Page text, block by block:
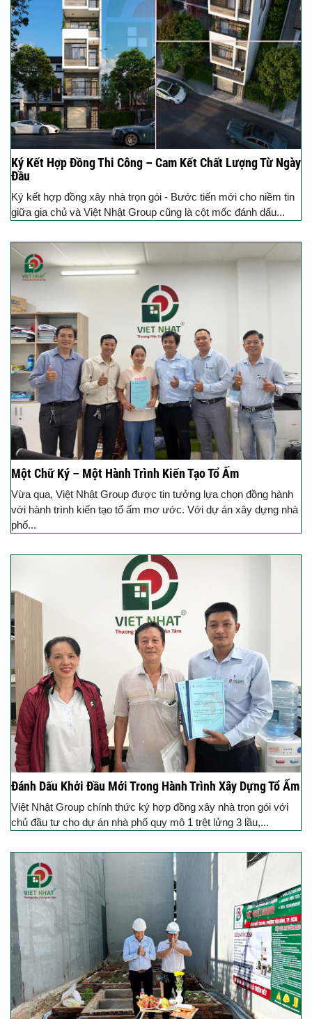
Ký Kết Hợp Đồng Thi Công – Cam Kết Chất Lượng Từ Ngày
Đầu
Ký kết hợp đồng xây nhà trọn gói - Bước tiến mới cho niềm tin
giữa gia chủ và Việt Nhật Group cũng là cột mốc đánh dấu...
Một Chữ Ký – Một Hành Trình Kiến Tạo Tổ Ấm
Vừa qua, Việt Nhật Group được tin tưởng lựa chọn đồng hành
với hành trình kiến tạo tổ ấm mơ ước. Với dự án xây dựng nhà
phố...
Đánh Dấu Khởi Đầu Mới Trong Hành Trình Xây Dựng Tổ Ấm
Việt Nhật Group chính thức ký hợp đồng xây nhà trọn gói với
chủ đầu tư cho dự án nhà phố quy mô 1 trệt lửng 3 lầu,...